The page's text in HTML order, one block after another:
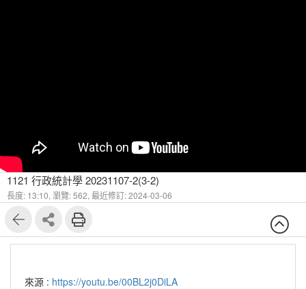
1121 行政統計學 20231107-2(3-2)
長度: 13:10, 瀏覽: 562, 最近修訂: 2024-03-06
來源 : https://youtu.be/00BL2j0DiLA